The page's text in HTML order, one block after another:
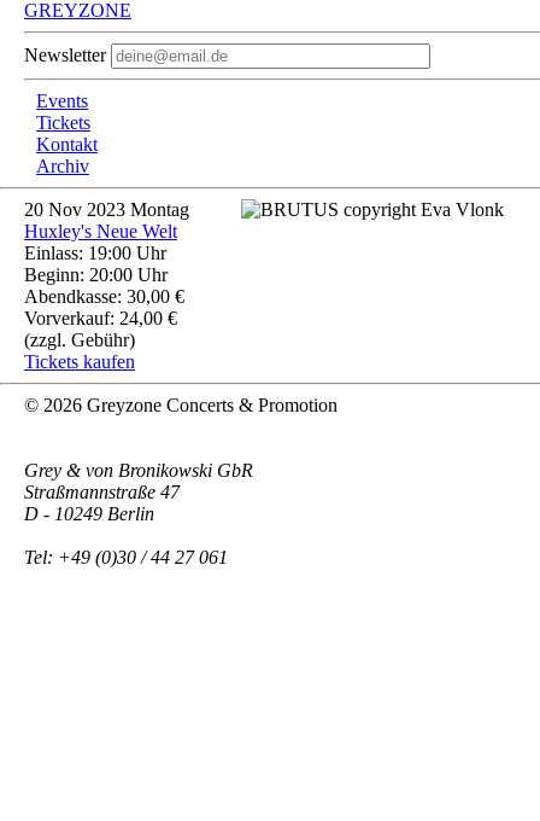
GREYZONE
Newsletter
Events
Tickets
Kontakt
Archiv
20 Nov 2023 Montag
Huxley's Neue Welt
Einlass: 19:00 Uhr
Beginn: 20:00 Uhr
Abendkasse: 30,00 €
Vorverkauf: 24,00 €
(zzgl. Gebühr)
Tickets kaufen
© 2026 Greyzone Concerts & Promotion
Grey & von Bronikowski GbR
Straßmannstraße 47
D - 10249 Berlin
Tel: +49 (0)30 / 44 27 061